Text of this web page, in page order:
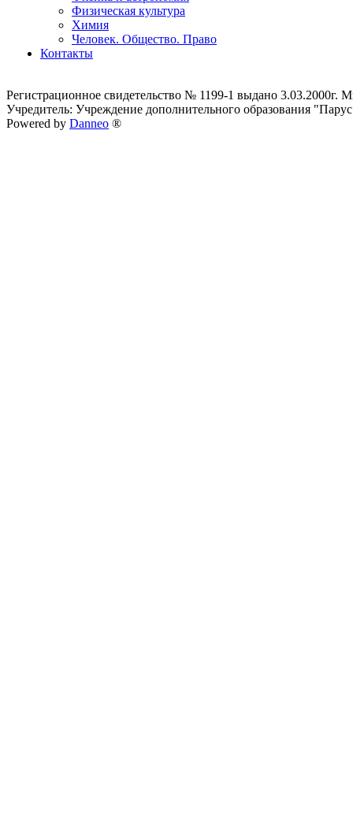
Физическая культура
Химия
Человек. Общество. Право
Контакты
Регистрационное свидетельство № 1199-1 выдано 3.03.2000г.
Учредитель: Учреждение дополнительного образования
Powered by Danneo ®